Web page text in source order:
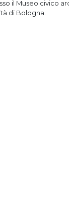
il Museo civico
di Bologna.